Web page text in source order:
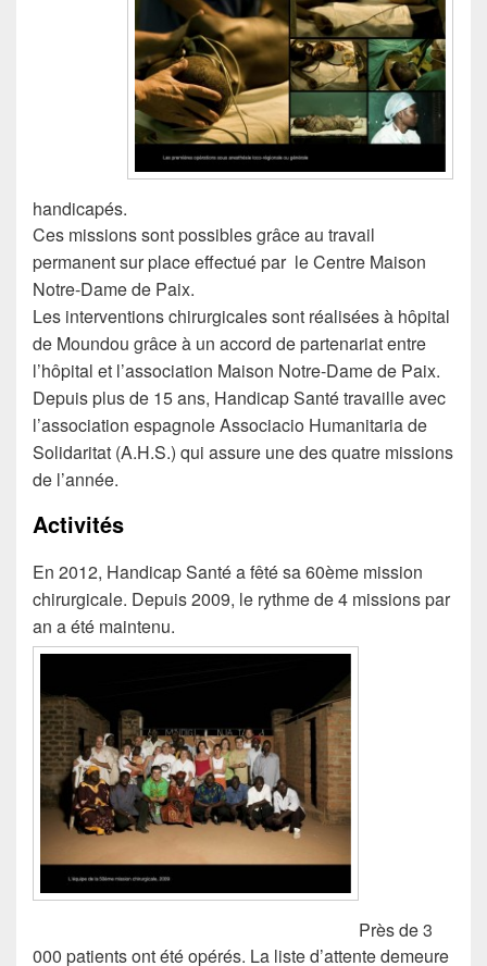
handicapés.
Ces missions sont possibles grâce au travail
permanent sur place effectué par le Centre Maison
Notre-Dame de Paix.
Les interventions chirurgicales sont réalisées à hôpital
de Moundou grâce à un accord de partenariat entre
l’hôpital et l’association Maison Notre-Dame de Paix.
Depuis plus de 15 ans, Handicap Santé travaille avec
l’association espagnole Associacio Humanitaria de
Solidaritat (A.H.S.) qui assure une des quatre missions
de l’année.
Activités
En 2012, Handicap Santé a fêté sa 60ème mission
chirurgicale. Depuis 2009, le rythme de 4 missions par
an a été maintenu.
Près de 3
000 patients ont été opérés. La liste d’attente demeure